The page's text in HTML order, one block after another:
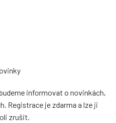
informovat o novinkách,
Registrace je zdarma a lze ji
zrušit.